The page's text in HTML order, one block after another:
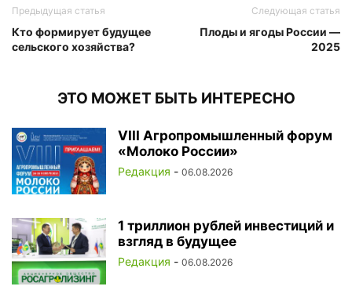
Предыдущая статья
Кто формирует будущее
сельского хозяйства?
Следующая статья
Плоды и ягоды России —
2025
ЭТО МОЖЕТ БЫТЬ ИНТЕРЕСНО
VIII Агропромышленный форум
«Молоко России»
Редакция - 06.08.2026
1 триллион рублей инвестиций и
взгляд в будущее
Редакция - 06.08.2026